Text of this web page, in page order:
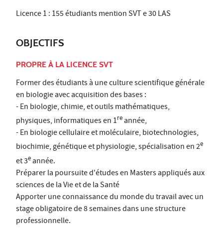
Licence 1 : 155 étudiants mention SVT e 30 LAS
OBJECTIFS
PROPRE À LA LICENCE SVT
Former des étudiants à une culture scientifique générale
en biologie avec acquisition des bases :
- En biologie, chimie, et outils mathématiques,
physiques, informatiques en 1reannée,
- En biologie cellulaire et moléculaire, biotechnologies,
biochimie, génétique et physiologie, spécialisation en 2e
et 3eannée.
Préparer la poursuite d'études en Masters appliqués aux
sciences de la Vie et de la Santé
Apporter une connaissance du monde du travail avec un
stage obligatoire de 8 semaines dans une structure
professionnelle.